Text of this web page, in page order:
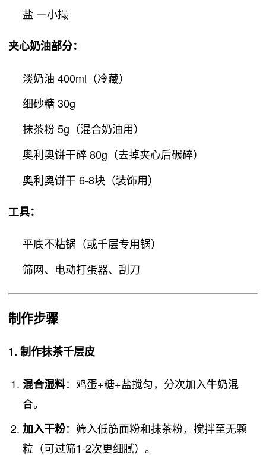
盐 一小撮
夹心奶油部分：
淡奶油 400ml（冷藏）
细砂糖 30g
抹茶粉 5g（混合奶油用）
奥利奥饼干碎 80g（去掉夹心后碾碎）
奥利奥饼干 6-8块（装饰用）
工具：
平底不粘锅（或千层专用锅）
筛网、电动打蛋器、刮刀
制作步骤
1. 制作抹茶千层皮
混合湿料：鸡蛋+糖+盐搅匀，分次加入牛奶混
合。
加入干粉：筛入低筋面粉和抹茶粉，搅拌至无颗
粒（可过筛1-2次更细腻）。